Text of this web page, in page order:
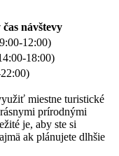
návštevy
12:00)
18:00)
miestne turistické
prírodnými
je, aby ste si
ak plánujete dlhšie